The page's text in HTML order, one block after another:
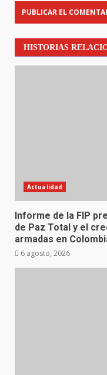
HISTORIAS
Actualidad
Informe de la FIP
de Paz Total y el
armadas en
6 agosto, 2026